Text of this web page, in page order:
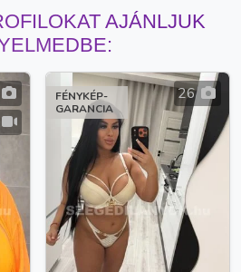
AJÁNLJUK
FÉNYKÉP-
GARANCIA
26